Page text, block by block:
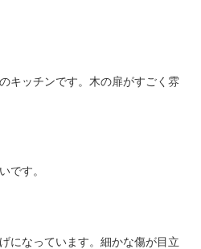
ルにも、小栗材木
の工夫をプラス
キッチンです。木の扉がすごく雰
です。
になっています。細かな傷が目立